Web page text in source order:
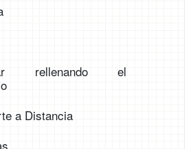
rellenando el
a Distancia